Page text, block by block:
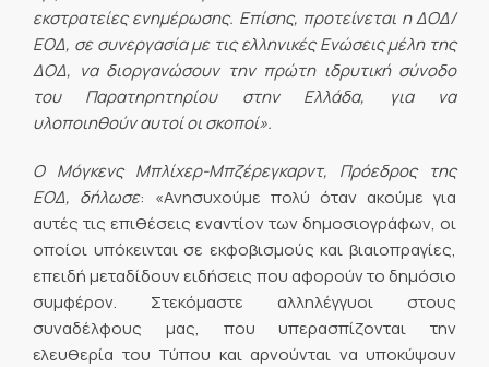
εκστρατείες ενημέρωσης. Επίσης, προτείνεται η ΔΟΔ/
ΕΟΔ, σε συνεργασία με τις ελληνικές Ενώσεις μέλη της
ΔΟΔ, να διοργανώσουν την πρώτη ιδρυτική σύνοδο
του Παρατηρητηρίου στην Ελλάδα, για να
υλοποιηθούν αυτοί οι σκοποί».
Ο Μόγκενς Μπλίχερ-Μπζέρεγκαρντ, Πρόεδρος της
ΕΟΔ, δήλωσε: «Ανησυχούμε πολύ όταν ακούμε για
αυτές τις επιθέσεις εναντίον των δημοσιογράφων, οι
οποίοι υπόκεινται σε εκφοβισμούς και βιαιοπραγίες,
επειδή μεταδίδουν ειδήσεις που αφορούν το δημόσιο
συμφέρον. Στεκόμαστε αλληλέγγυοι στους
συναδέλφους μας, που υπερασπίζονται την
ελευθερία του Τύπου και αρνούνται να υποκύψουν